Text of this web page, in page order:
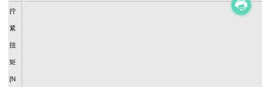
拧
紧
扭
矩
[N